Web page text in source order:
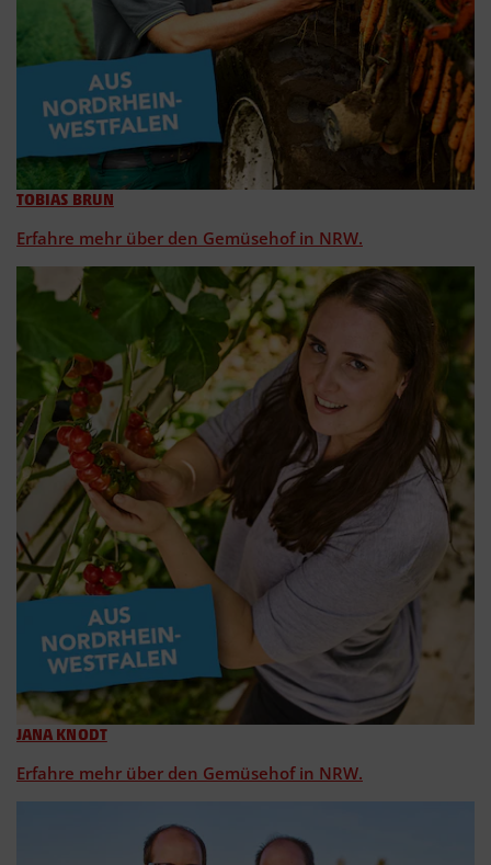
TOBIAS BRUN
Erfahre mehr über den Gemüsehof in NRW.
JANA KNODT
Erfahre mehr über den Gemüsehof in NRW.